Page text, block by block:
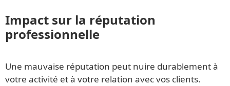
Impact sur la réputation
professionnelle
Une mauvaise réputation peut nuire durablement à
votre activité et à votre relation avec vos clients.